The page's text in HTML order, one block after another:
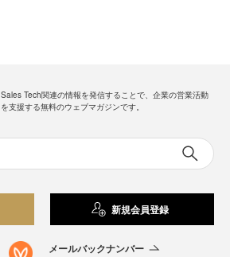
Sales Tech関連の情報を発信することで、企業の営業活動
を支援する無料のウェブマガジンです。
新規会員登録
メールバックナンバー